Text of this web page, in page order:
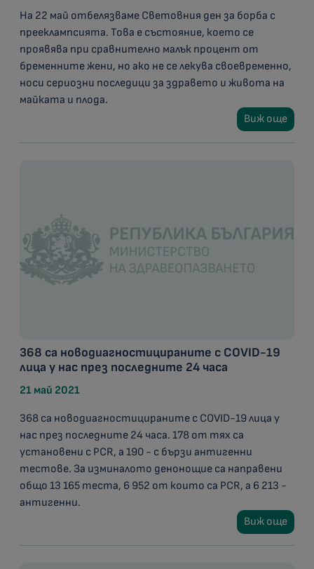
На 22 май отбелязваме Световния ден за борба с
прееклампсията. Това е състояние, което се
проявява при сравнително малък процент от
бременните жени, но ако не се лекува своевременно,
носи сериозни последици за здравето и живота на
майката и плода.
Виж още
368 са новодиагностицираните с COVID-19
лица у нас през последните 24 часа
21 май 2021
368 са новодиагностицираните с COVID-19 лица у
нас през последните 24 часа. 178 от тях са
установени с PCR, а 190 - с бързи антигенни
тестове. За изминалото денонощие са направени
общо 13 165 теста, 6 952 от които са PCR, а 6 213 -
антигенни.
Виж още